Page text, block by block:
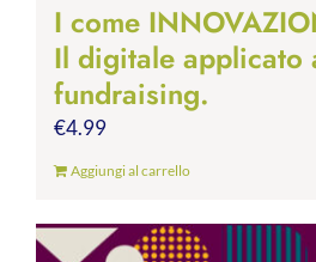
I come
Il digitale applicato
fundraising.
€4.99
Aggiungi al carrello